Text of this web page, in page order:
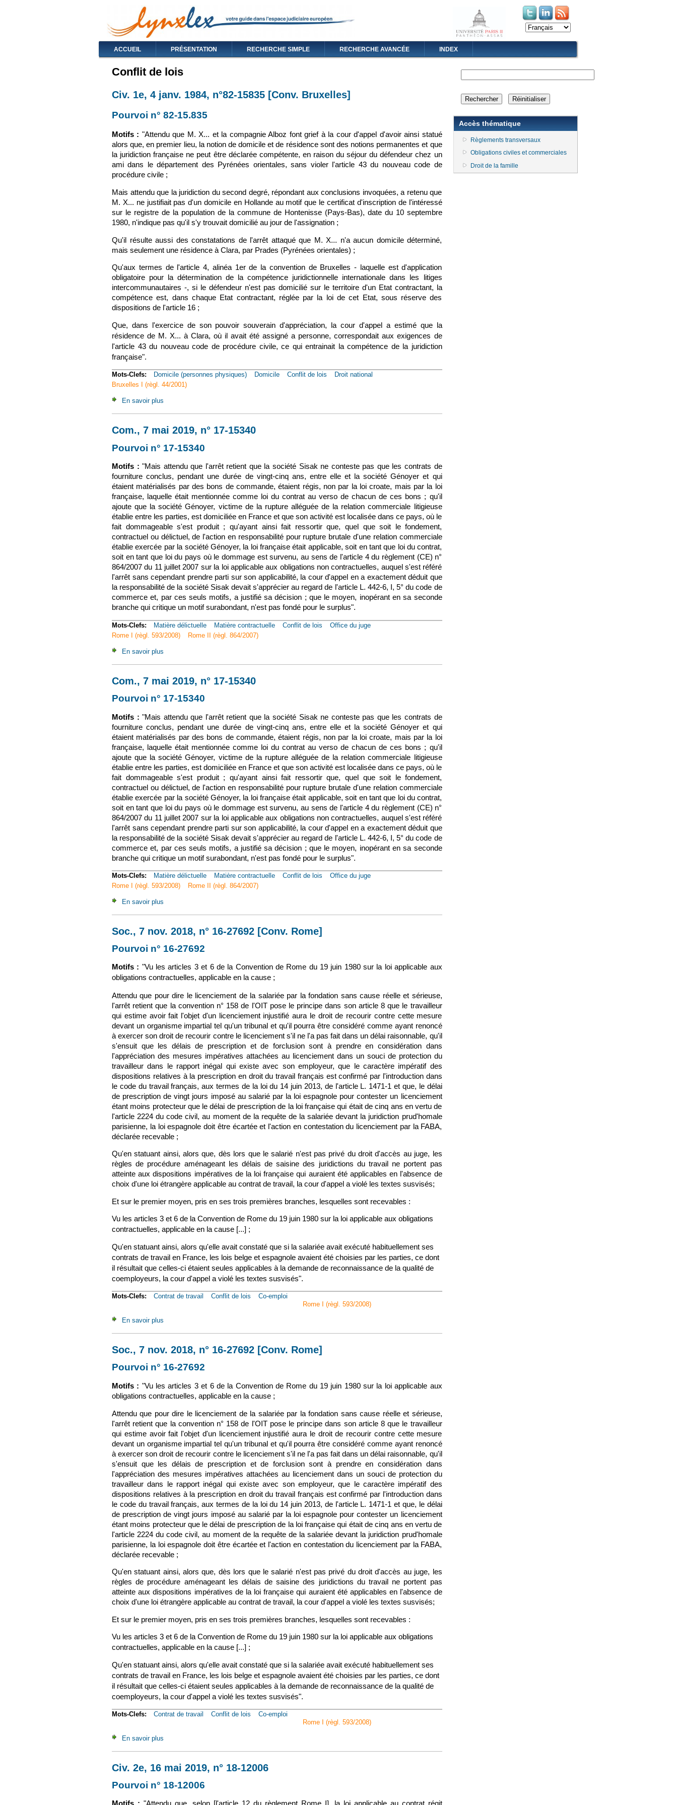
(le lien est externe)
(le lien est externe)
ACCUEIL PRÉSENTATION RECHERCHE SIMPLE RECHERCHE AVANCÉE INDEX
Conflit de lois
Civ. 1e, 4 janv. 1984, n°82-15835 [Conv. Bruxelles]
Pourvoi n° 82-15.835
Motifs : "Attendu que M. X... et la compagnie Alboz font grief à la cour d'appel d'avoir ainsi statué
alors que, en premier lieu, la notion de domicile et de résidence sont des notions permanentes et que
la juridiction française ne peut être déclarée compétente, en raison du séjour du défendeur chez un
ami dans le département des Pyrénées orientales, sans violer l'article 43 du nouveau code de
procédure civile ;
Mais attendu que la juridiction du second degré, répondant aux conclusions invoquées, a retenu que
M. X... ne justifiait pas d'un domicile en Hollande au motif que le certificat d'inscription de l'intéressé
sur le registre de la population de la commune de Hontenisse (Pays-Bas), date du 10 septembre
1980, n'indique pas qu'il s'y trouvait domicilié au jour de l'assignation ;
Qu'il résulte aussi des constatations de l'arrêt attaqué que M. X... n'a aucun domicile déterminé,
mais seulement une résidence à Clara, par Prades (Pyrénées orientales) ;
Qu'aux termes de l'article 4, alinéa 1er de la convention de Bruxelles - laquelle est d'application
obligatoire pour la détermination de la compétence juridictionnelle internationale dans les litiges
intercommunautaires -, si le défendeur n'est pas domicilié sur le territoire d'un Etat contractant, la
compétence est, dans chaque Etat contractant, réglée par la loi de cet Etat, sous réserve des
dispositions de l'article 16 ;
Que, dans l'exercice de son pouvoir souverain d'appréciation, la cour d'appel a estimé que la
résidence de M. X... à Clara, où il avait été assigné a personne, correspondait aux exigences de
l'article 43 du nouveau code de procédure civile, ce qui entrainait la compétence de la juridiction
française".
Mots-Clefs: Domicile (personnes physiques) Domicile Conflit de lois
Droit national
Bruxelles I (règl. 44/2001)
En savoir plus
Com., 7 mai 2019, n° 17-15340
Pourvoi n° 17-15340
Motifs : "Mais attendu que l'arrêt retient que la société Sisak ne conteste pas que les contrats de
fourniture conclus, pendant une durée de vingt-cinq ans, entre elle et la société Génoyer et qui
étaient matérialisés par des bons de commande, étaient régis, non par la loi croate, mais par la loi
française, laquelle était mentionnée comme loi du contrat au verso de chacun de ces bons ; qu'il
ajoute que la société Génoyer, victime de la rupture alléguée de la relation commerciale litigieuse
établie entre les parties, est domiciliée en France et que son activité est localisée dans ce pays, où le
fait dommageable s'est produit ; qu'ayant ainsi fait ressortir que, quel que soit le fondement,
contractuel ou délictuel, de l'action en responsabilité pour rupture brutale d'une relation commerciale
établie exercée par la société Génoyer, la loi française était applicable, soit en tant que loi du contrat,
soit en tant que loi du pays où le dommage est survenu, au sens de l'article 4 du règlement (CE) n°
864/2007 du 11 juillet 2007 sur la loi applicable aux obligations non contractuelles, auquel s'est référé
l'arrêt sans cependant prendre parti sur son applicabilité, la cour d'appel en a exactement déduit que
la responsabilité de la société Sisak devait s'apprécier au regard de l'article L. 442-6, I, 5° du code de
commerce et, par ces seuls motifs, a justifié sa décision ; que le moyen, inopérant en sa seconde
branche qui critique un motif surabondant, n'est pas fondé pour le surplus".
Mots-Clefs: Matière délictuelle Matière contractuelle Conflit de lois
Office du juge
Rome I (règl. 593/2008)
Rome II (règl. 864/2007)
En savoir plus
Com., 7 mai 2019, n° 17-15340
Pourvoi n° 17-15340
Motifs : "Mais attendu que l'arrêt retient que la société Sisak ne conteste pas que les contrats de
fourniture conclus, pendant une durée de vingt-cinq ans, entre elle et la société Génoyer et qui
étaient matérialisés par des bons de commande, étaient régis, non par la loi croate, mais par la loi
française, laquelle était mentionnée comme loi du contrat au verso de chacun de ces bons ; qu'il
ajoute que la société Génoyer, victime de la rupture alléguée de la relation commerciale litigieuse
établie entre les parties, est domiciliée en France et que son activité est localisée dans ce pays, où le
fait dommageable s'est produit ; qu'ayant ainsi fait ressortir que, quel que soit le fondement,
contractuel ou délictuel, de l'action en responsabilité pour rupture brutale d'une relation commerciale
établie exercée par la société Génoyer, la loi française était applicable, soit en tant que loi du contrat,
soit en tant que loi du pays où le dommage est survenu, au sens de l'article 4 du règlement (CE) n°
864/2007 du 11 juillet 2007 sur la loi applicable aux obligations non contractuelles, auquel s'est référé
l'arrêt sans cependant prendre parti sur son applicabilité, la cour d'appel en a exactement déduit que
la responsabilité de la société Sisak devait s'apprécier au regard de l'article L. 442-6, I, 5° du code de
commerce et, par ces seuls motifs, a justifié sa décision ; que le moyen, inopérant en sa seconde
branche qui critique un motif surabondant, n'est pas fondé pour le surplus".
Mots-Clefs: Matière délictuelle Matière contractuelle Conflit de lois
Office du juge
Rome I (règl. 593/2008)
Rome II (règl. 864/2007)
En savoir plus
Soc., 7 nov. 2018, n° 16-27692 [Conv. Rome]
Pourvoi n° 16-27692
Motifs : "Vu les articles 3 et 6 de la Convention de Rome du 19 juin 1980 sur la loi applicable aux
obligations contractuelles, applicable en la cause ;
Attendu que pour dire le licenciement de la salariée par la fondation sans cause réelle et sérieuse,
l'arrêt retient que la convention n° 158 de l'OIT pose le principe dans son article 8 que le travailleur
qui estime avoir fait l'objet d'un licenciement injustifié aura le droit de recourir contre cette mesure
devant un organisme impartial tel qu'un tribunal et qu'il pourra être considéré comme ayant renoncé
à exercer son droit de recourir contre le licenciement s'il ne l'a pas fait dans un délai raisonnable, qu'il
s'ensuit que les délais de prescription et de forclusion sont à prendre en considération dans
l'appréciation des mesures impératives attachées au licenciement dans un souci de protection du
travailleur dans le rapport inégal qui existe avec son employeur, que le caractère impératif des
dispositions relatives à la prescription en droit du travail français est confirmé par l'introduction dans
le code du travail français, aux termes de la loi du 14 juin 2013, de l'article L. 1471-1 et que, le délai
de prescription de vingt jours imposé au salarié par la loi espagnole pour contester un licenciement
étant moins protecteur que le délai de prescription de la loi française qui était de cinq ans en vertu de
l'article 2224 du code civil, au moment de la requête de la salariée devant la juridiction prud'homale
parisienne, la loi espagnole doit être écartée et l'action en contestation du licenciement par la FABA,
déclarée recevable ;
Qu'en statuant ainsi, alors que, dès lors que le salarié n'est pas privé du droit d'accès au juge, les
règles de procédure aménageant les délais de saisine des juridictions du travail ne portent pas
atteinte aux dispositions impératives de la loi française qui auraient été applicables en l'absence de
choix d'une loi étrangère applicable au contrat de travail, la cour d'appel a violé les textes susvisés;
Et sur le premier moyen, pris en ses trois premières branches, lesquelles sont recevables :
Vu les articles 3 et 6 de la Convention de Rome du 19 juin 1980 sur la loi applicable aux obligations
contractuelles, applicable en la cause [...] ;
Qu'en statuant ainsi, alors qu'elle avait constaté que si la salariée avait exécuté habituellement ses
contrats de travail en France, les lois belge et espagnole avaient été choisies par les parties, ce dont
il résultait que celles-ci étaient seules applicables à la demande de reconnaissance de la qualité de
coemployeurs, la cour d'appel a violé les textes susvisés".
Mots-Clefs: Contrat de travail Conflit de lois
Co-emploi
Rome I (règl. 593/2008)
En savoir plus
Soc., 7 nov. 2018, n° 16-27692 [Conv. Rome]
Pourvoi n° 16-27692
Motifs : "Vu les articles 3 et 6 de la Convention de Rome du 19 juin 1980 sur la loi applicable aux
obligations contractuelles, applicable en la cause ;
Attendu que pour dire le licenciement de la salariée par la fondation sans cause réelle et sérieuse,
l'arrêt retient que la convention n° 158 de l'OIT pose le principe dans son article 8 que le travailleur
qui estime avoir fait l'objet d'un licenciement injustifié aura le droit de recourir contre cette mesure
devant un organisme impartial tel qu'un tribunal et qu'il pourra être considéré comme ayant renoncé
à exercer son droit de recourir contre le licenciement s'il ne l'a pas fait dans un délai raisonnable, qu'il
s'ensuit que les délais de prescription et de forclusion sont à prendre en considération dans
l'appréciation des mesures impératives attachées au licenciement dans un souci de protection du
travailleur dans le rapport inégal qui existe avec son employeur, que le caractère impératif des
dispositions relatives à la prescription en droit du travail français est confirmé par l'introduction dans
le code du travail français, aux termes de la loi du 14 juin 2013, de l'article L. 1471-1 et que, le délai
de prescription de vingt jours imposé au salarié par la loi espagnole pour contester un licenciement
étant moins protecteur que le délai de prescription de la loi française qui était de cinq ans en vertu de
l'article 2224 du code civil, au moment de la requête de la salariée devant la juridiction prud'homale
parisienne, la loi espagnole doit être écartée et l'action en contestation du licenciement par la FABA,
déclarée recevable ;
Qu'en statuant ainsi, alors que, dès lors que le salarié n'est pas privé du droit d'accès au juge, les
règles de procédure aménageant les délais de saisine des juridictions du travail ne portent pas
atteinte aux dispositions impératives de la loi française qui auraient été applicables en l'absence de
choix d'une loi étrangère applicable au contrat de travail, la cour d'appel a violé les textes susvisés;
Et sur le premier moyen, pris en ses trois premières branches, lesquelles sont recevables :
Vu les articles 3 et 6 de la Convention de Rome du 19 juin 1980 sur la loi applicable aux obligations
contractuelles, applicable en la cause [...] ;
Qu'en statuant ainsi, alors qu'elle avait constaté que si la salariée avait exécuté habituellement ses
contrats de travail en France, les lois belge et espagnole avaient été choisies par les parties, ce dont
il résultait que celles-ci étaient seules applicables à la demande de reconnaissance de la qualité de
coemployeurs, la cour d'appel a violé les textes susvisés".
Mots-Clefs: Contrat de travail Conflit de lois
Co-emploi
Rome I (règl. 593/2008)
En savoir plus
Civ. 2e, 16 mai 2019, n° 18-12006
Pourvoi n° 18-12006
Accès thématique
Règlements transversaux
Obligations civiles et commerciales
Droit de la famille